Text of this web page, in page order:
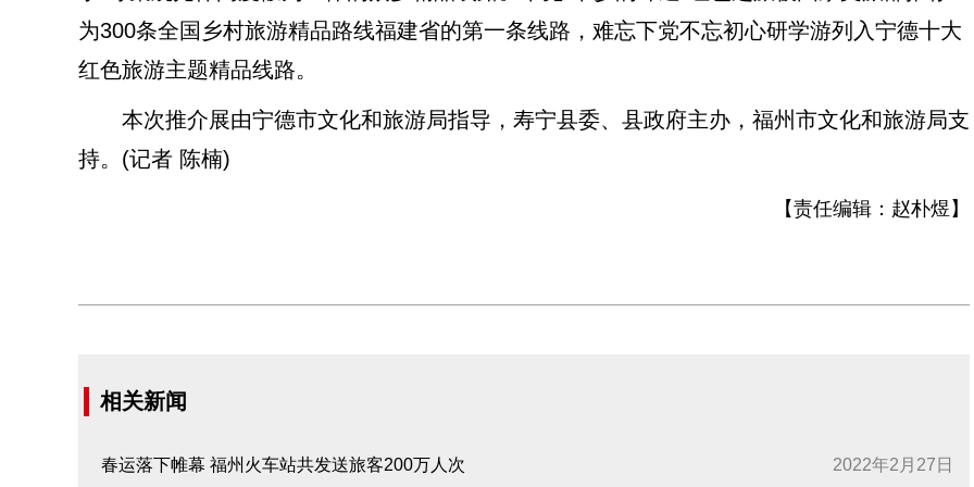
为300条全国乡村旅游精品路线福建省的第一条线路，难忘下党不忘初心研学游列入宁德十大
红色旅游主题精品线路。
本次推介展由宁德市文化和旅游局指导，寿宁县委、县政府主办，福州市文化和旅游局支
持。(记者 陈楠)
【责任编辑： 赵朴煜 】
相关新闻
春运落下帷幕 福州火车站共发送旅客200万人次 2022年2月27日